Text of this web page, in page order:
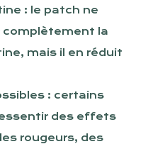
: le patch ne
complètement la
mais il en réduit
: certains
des effets
rougeurs, des